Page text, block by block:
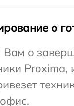
о
о
Proxima,